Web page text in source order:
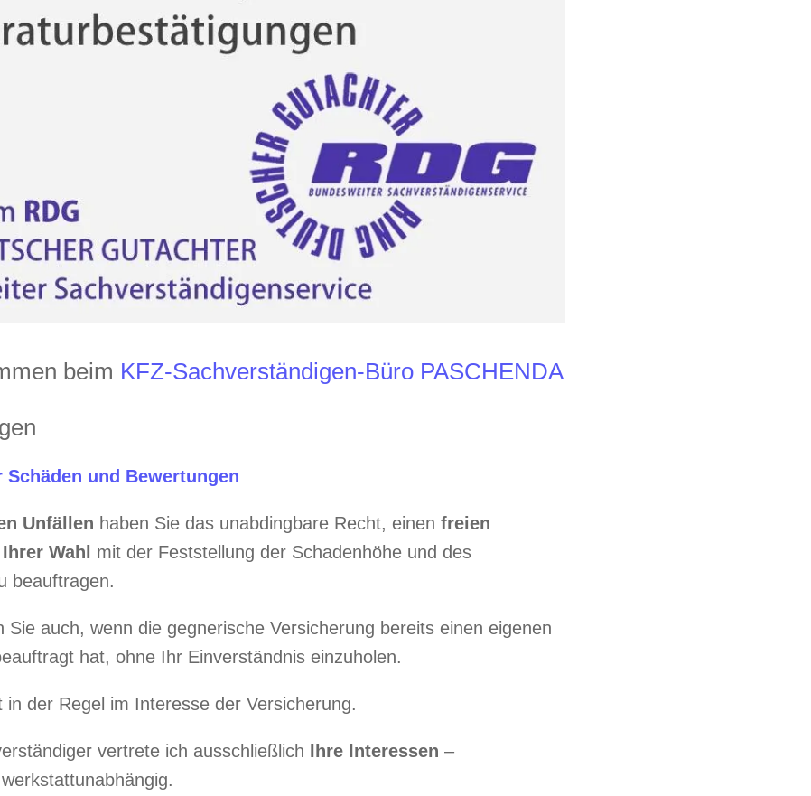
beim KFZ-Sachverständigen-Büro PASCHENDA
Schäden und Bewertungen
Unfällen haben Sie das unabdingbare Recht, einen freien
Wahl mit der Feststellung der Schadenhöhe und des
beauftragen.
Sie auch, wenn die gegnerische Versicherung bereits einen eigenen
hat, ohne Ihr Einverständnis einzuholen.
in der Regel im Interesse der Versicherung.
vertrete ich ausschließlich Ihre Interessen –